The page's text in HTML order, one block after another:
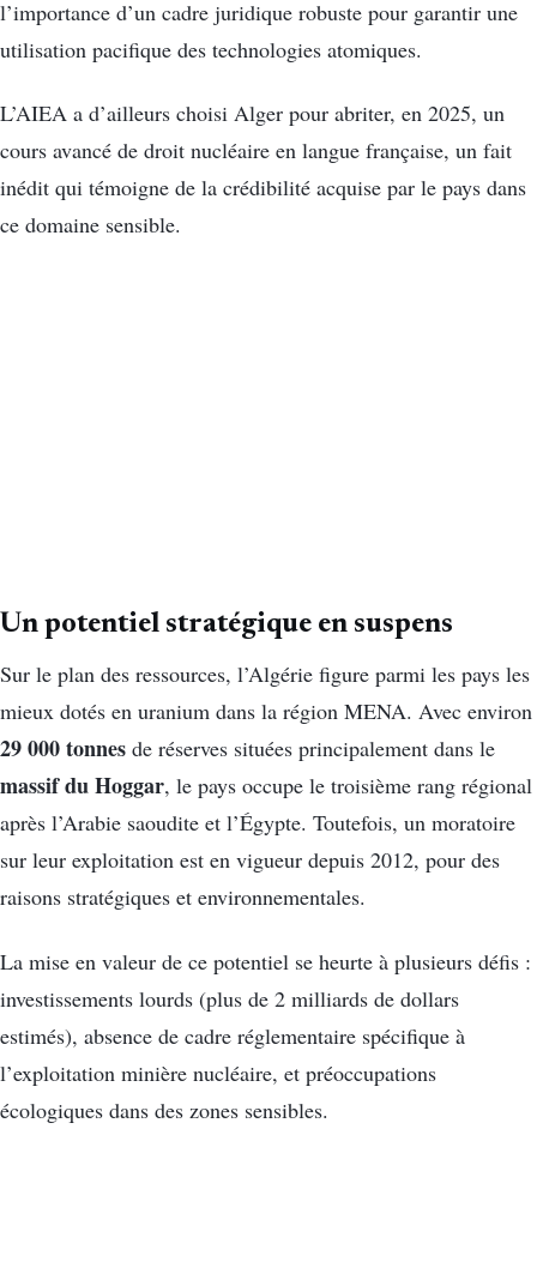
l’importance d’un cadre juridique robuste pour garantir une
utilisation pacifique des technologies atomiques.
L’AIEA a d’ailleurs choisi Alger pour abriter, en 2025, un
cours avancé de droit nucléaire en langue française, un fait
inédit qui témoigne de la crédibilité acquise par le pays dans
ce domaine sensible.
Un potentiel stratégique en suspens
Sur le plan des ressources, l’Algérie figure parmi les pays les
mieux dotés en uranium dans la région MENA. Avec environ
29 000 tonnes de réserves situées principalement dans le
massif du Hoggar, le pays occupe le troisième rang régional
après l’Arabie saoudite et l’Égypte. Toutefois, un moratoire
sur leur exploitation est en vigueur depuis 2012, pour des
raisons stratégiques et environnementales.
La mise en valeur de ce potentiel se heurte à plusieurs défis :
investissements lourds (plus de 2 milliards de dollars
estimés), absence de cadre réglementaire spécifique à
l’exploitation minière nucléaire, et préoccupations
écologiques dans des zones sensibles.